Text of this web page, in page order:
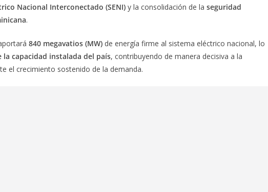
Nacional Interconectado (SENI) y la consolidación de la seguridad
.
840 megavatios (MW) de energía firme al sistema eléctrico nacional, lo
la capacidad instalada del país, contribuyendo de manera decisiva a la
el crecimiento sostenido de la demanda.